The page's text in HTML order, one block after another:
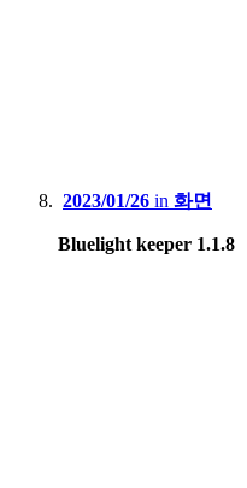
2023/01/26 in 화면
Bluelight keeper 1.1.8